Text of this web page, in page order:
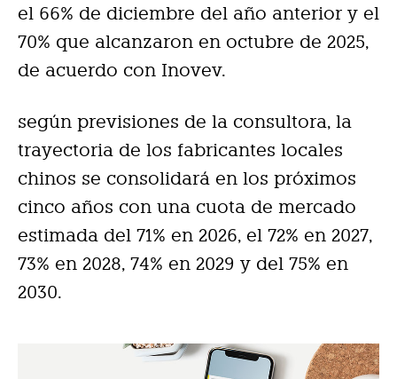
el 66% de diciembre del año anterior y el
70% que alcanzaron en octubre de 2025,
de acuerdo con Inovev.
según previsiones de la consultora, la
trayectoria de los fabricantes locales
chinos se consolidará en los próximos
cinco años con una cuota de mercado
estimada del 71% en 2026, el 72% en 2027,
73% en 2028, 74% en 2029 y del 75% en
2030.